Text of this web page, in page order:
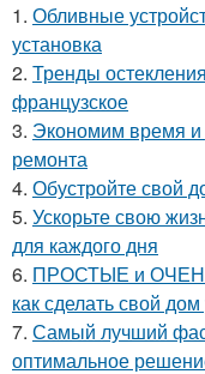
1. Обливные
установка
2. Тренды
французское
3. Экономим время и
ремонта
4. Обустройте свой
5. Ускорьте свою
для каждого дня
6. ПРОСТЫЕ и ОЧЕНЬ
как сделать свой
7. Самый лучший
оптимальное